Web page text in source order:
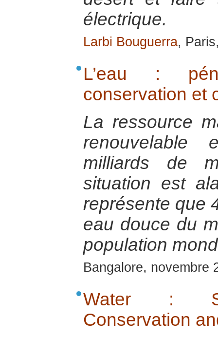
électrique.
Larbi Bouguerra,
L’eau :
conservation et
La ressource
milliards de
situation est
représente que
eau douce du
population
Bangalore, novembre
Water :
Conservation